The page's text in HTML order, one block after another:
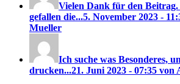
Vielen Dank für den Beitrag.
gefallen die...5. November 2023 -
Mueller
Ich suche was Besonderes,
drucken...21. Juni 2023 - 07:35 von